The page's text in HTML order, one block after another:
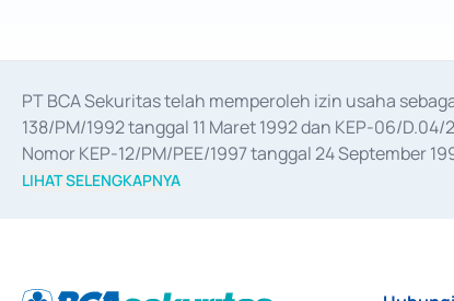
PT BCA Sekuritas telah memperoleh izin usaha
138/PM/1992 tanggal 11 Maret 1992 dan KEP-06/
Nomor KEP-12/PM/PEE/1997 tanggal 24 September
merger, akuisisi, divestasi, dan
LIHAT SELENGKAPNYA